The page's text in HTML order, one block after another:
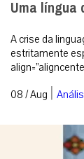
Uma língua
A crise da
estritamente
08 / Aug |